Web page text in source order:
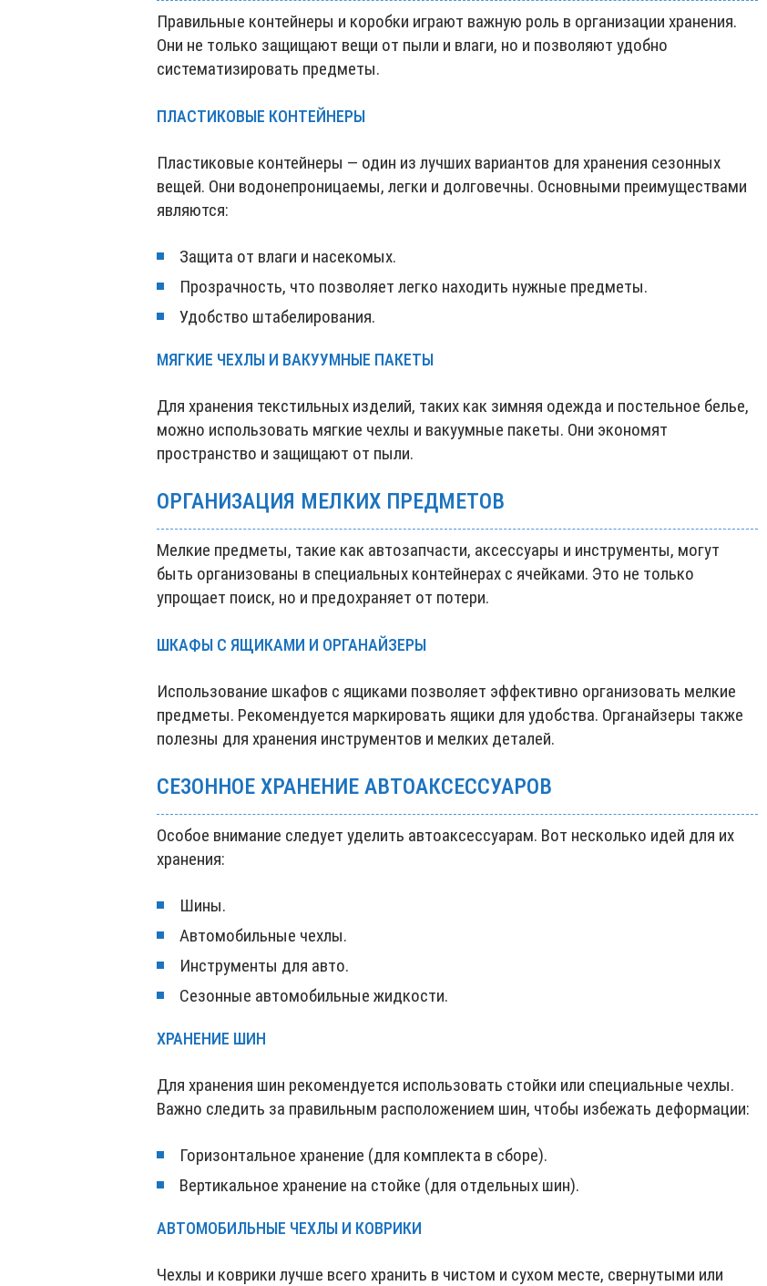
Правильные контейнеры и коробки играют важную роль в организации хранения.
Они не только защищают вещи от пыли и влаги, но и позволяют удобно
систематизировать предметы.
ПЛАСТИКОВЫЕ КОНТЕЙНЕРЫ
Пластиковые контейнеры — один из лучших вариантов для хранения сезонных
вещей. Они водонепроницаемы, легки и долговечны. Основными преимуществами
являются:
Защита от влаги и насекомых.
Прозрачность, что позволяет легко находить нужные предметы.
Удобство штабелирования.
МЯГКИЕ ЧЕХЛЫ И ВАКУУМНЫЕ ПАКЕТЫ
Для хранения текстильных изделий, таких как зимняя одежда и постельное белье,
можно использовать мягкие чехлы и вакуумные пакеты. Они экономят
пространство и защищают от пыли.
ОРГАНИЗАЦИЯ МЕЛКИХ ПРЕДМЕТОВ
Мелкие предметы, такие как автозапчасти, аксессуары и инструменты, могут
быть организованы в специальных контейнерах с ячейками. Это не только
упрощает поиск, но и предохраняет от потери.
ШКАФЫ С ЯЩИКАМИ И ОРГАНАЙЗЕРЫ
Использование шкафов с ящиками позволяет эффективно организовать мелкие
предметы. Рекомендуется маркировать ящики для удобства. Органайзеры также
полезны для хранения инструментов и мелких деталей.
СЕЗОННОЕ ХРАНЕНИЕ АВТОАКСЕССУАРОВ
Особое внимание следует уделить автоаксессуарам. Вот несколько идей для их
хранения:
Шины.
Автомобильные чехлы.
Инструменты для авто.
Сезонные автомобильные жидкости.
ХРАНЕНИЕ ШИН
Для хранения шин рекомендуется использовать стойки или специальные чехлы.
Важно следить за правильным расположением шин, чтобы избежать деформации:
Горизонтальное хранение (для комплекта в сборе).
Вертикальное хранение на стойке (для отдельных шин).
АВТОМОБИЛЬНЫЕ ЧЕХЛЫ И КОВРИКИ
Чехлы и коврики лучше всего хранить в чистом и сухом месте, свернутыми или